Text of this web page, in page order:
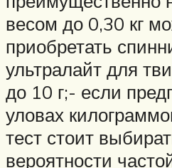
весом до 0,30 кг
приобретать
ультралайт для
до 10 г;- если
уловах
тест стоит
вероятности